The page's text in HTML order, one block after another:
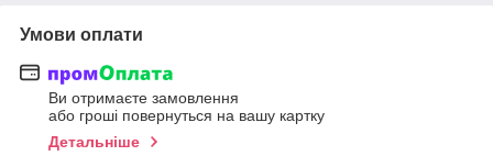
Умови оплати
Ви отримаєте замовлення
або гроші повернуться на вашу картку
Детальніше